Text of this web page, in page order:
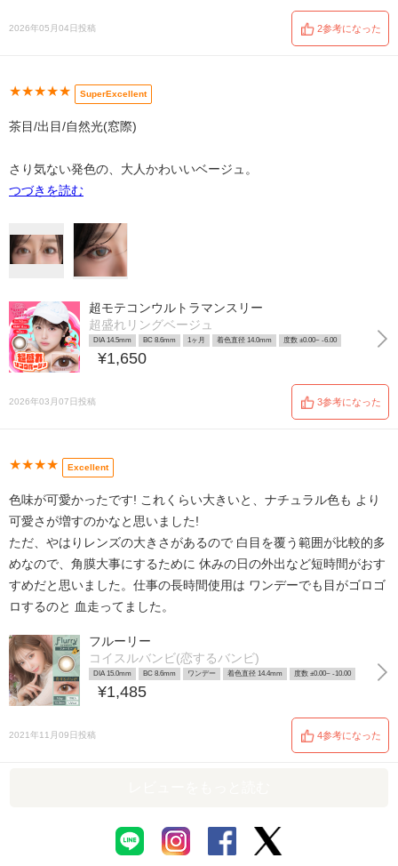
2026年05月04日投稿 2参考になった
★★★★★ SuperExcellent
茶目/出目/自然光(窓際)
さり気ない発色の、大人かわいいベージュ。
つづきを読む
超モテコンウルトラマンスリー
超盛れリングベージュ
DIA 14.5mm BC 8.6mm 1ヶ月 着色直径 14.0mm 度数 ±0.00~ -6.00
¥1,650
2026年03月07日投稿 3参考になった
★★★★ Excellent
色味が可愛かったです! これくらい大きいと、ナチュラル色も より
可愛さが増すのかなと思いました!
ただ、やはりレンズの大きさがあるので 白目を覆う範囲が比較的多
めなので、角膜大事にするために 休みの日の外出など短時間がおす
すめだと思いました。仕事の長時間使用は ワンデーでも目がゴロゴ
ロするのと 血走ってました。
フルーリー
コイスルバンビ(恋するバンビ)
DIA 15.0mm BC 8.6mm ワンデー 着色直径 14.4mm 度数 ±0.00~ -10.00
¥1,485
2021年11月09日投稿 4参考になった